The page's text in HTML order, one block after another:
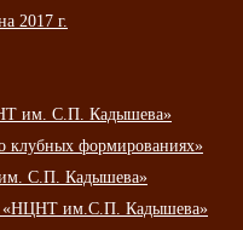
2017 г.
им. С.П. Кадышева»
клубных формированиях»
С.П. Кадышева»
«НЦНТ им.С.П. Кадышева»